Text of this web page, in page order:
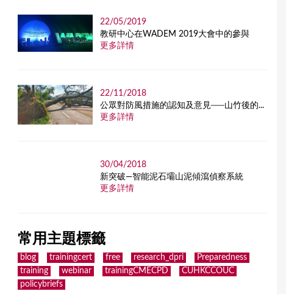
22/05/2019
教研中心在WADEM 2019大會中的參與
更多詳情
22/11/2018
公眾對防風措施的認知及意見──山竹後的...
更多詳情
30/04/2018
新突破—智能泥石壩山泥傾瀉偵察系統
更多詳情
常用主題標籤
blog trainingcert free research_dpri
Preparedness
training
webinar trainingCMECPD
CUHKCCOUC
policybriefs